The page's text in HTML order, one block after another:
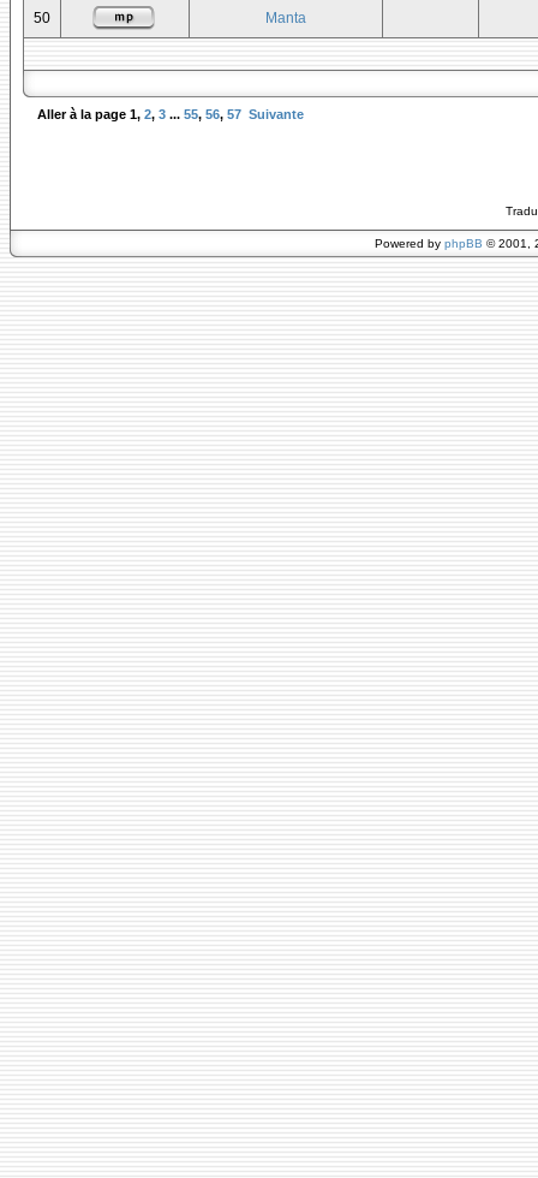
50 Manta
Aller à la page 1, 2, 3 ... 55, 56, 57 Suivante
Powered by phpBB © 2001,